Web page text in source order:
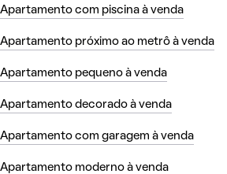
Apartamento com piscina à venda
Apartamento próximo ao metrô à venda
Apartamento pequeno à venda
Apartamento decorado à venda
Apartamento com garagem à venda
Apartamento moderno à venda